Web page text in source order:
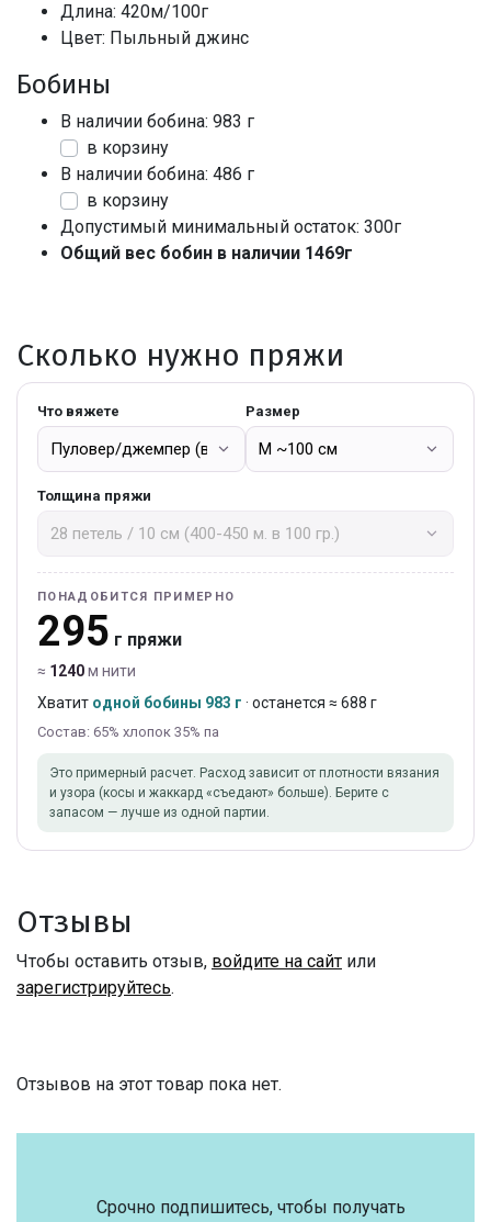
Длина: 420м/100г
Цвет: Пыльный джинс
Бобины
В наличии бобина: 983 г
в корзину
В наличии бобина: 486 г
в корзину
Допустимый минимальный остаток: 300г
Общий вес бобин в наличии 1469г
Сколько нужно пряжи
Что вяжете Размер
Толщина пряжи
ПОНАДОБИТСЯ ПРИМЕРНО
295 г пряжи
≈ 1240м нити
Хватит одной бобины 983 г · останется ≈ 688 г
Состав: 65% хлопок 35% па
Это примерный расчет. Расход зависит от плотности вязания
и узора (косы и жаккард «съедают» больше). Берите с
запасом — лучше из одной партии.
Отзывы
Чтобы оставить отзыв, войдите на сайт или
зарегистрируйтесь.
Отзывов на этот товар пока нет.
Срочно подпишитесь, чтобы получать